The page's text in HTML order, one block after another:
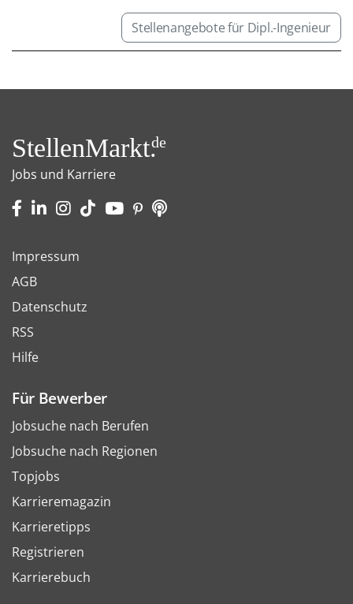
Stellenangebote für Dipl.-Ingenieur
StellenMarkt.de
Jobs und Karriere
Impressum
AGB
Datenschutz
RSS
Hilfe
Für Bewerber
Jobsuche nach Berufen
Jobsuche nach Regionen
Topjobs
Karrieremagazin
Karrieretipps
Registrieren
Karrierebuch